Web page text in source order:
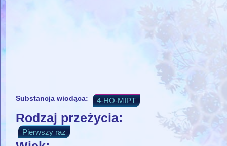
Substancja wiodąca: 4-HO-MIPT
Rodzaj przeżycia:
Pierwszy raz